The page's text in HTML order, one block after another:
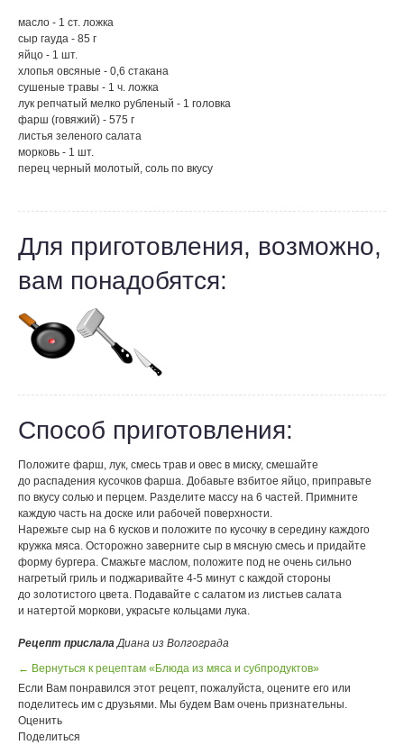
масло - 1 ст. ложка
сыр гауда - 85 г
яйцо - 1 шт.
хлопья овсяные - 0,6 стакана
сушеные травы - 1 ч. ложка
лук репчатый мелко рубленый - 1 головка
фарш (говяжий) - 575 г
листья зеленого салата
морковь - 1 шт.
перец черный молотый, соль по вкусу
Для приготовления, возможно,
вам понадобятся:
Способ приготовления:
Положите фарш, лук, смесь трав и овес в миску, смешайте
до распадения кусочков фарша. Добавьте взбитое яйцо, приправьте
по вкусу солью и перцем. Разделите массу на 6 частей. Примните
каждую часть на доске или рабочей поверхности.
Нарежьте сыр на 6 кусков и положите по кусочку в середину каждого
кружка мяса. Осторожно заверните сыр в мясную смесь и придайте
форму бургера. Смажьте маслом, положите под не очень сильно
нагретый гриль и поджаривайте 4-5 минут с каждой стороны
до золотистого цвета. Подавайте с салатом из листьев салата
и натертой моркови, украсьте кольцами лука.
Рецепт прислалаДиана из Волгограда
← Вернуться к рецептам «Блюда из мяса и субпродуктов»
Если Вам понравился этот рецепт, пожалуйста, оцените его или
поделитесь им с друзьями. Мы будем Вам очень признательны.
Оценить
Поделиться